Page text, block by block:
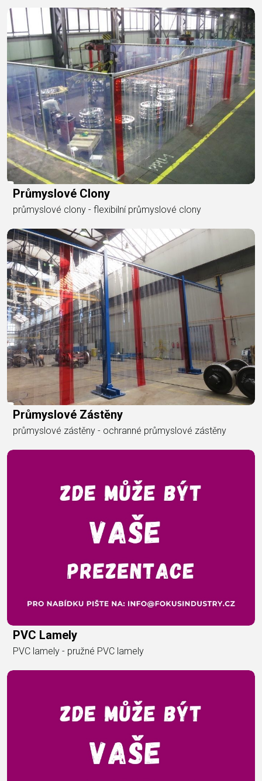
Průmyslové Clony
průmyslové clony - flexibilní průmyslové clony
Průmyslové Zástěny
průmyslové zástěny - ochranné průmyslové zástěny
PVC Lamely
PVC lamely - pružné PVC lamely